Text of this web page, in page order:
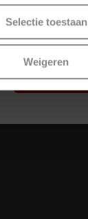
Selectie toestaan
Weigeren